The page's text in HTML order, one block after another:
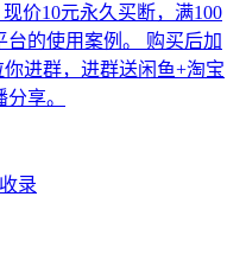
价10元永久买断，满100
的使用案例。 购买后加
进群，进群送闲鱼+淘宝
享。
收录